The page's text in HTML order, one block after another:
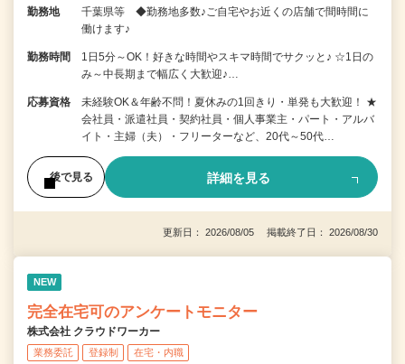
勤務地
千葉県等 ◆勤務地多数♪ご自宅やお近くの店舗で間時間に
働けます♪
勤務時間
1日5分～OK！好きな時間やスキマ時間でサクッと♪ ☆1日の
み～中長期まで幅広く大歓迎♪…
応募資格
未経験OK＆年齢不問！夏休みの1回きり・単発も大歓迎！ ★
会社員・派遣社員・契約社員・個人事業主・パート・アルバ
イト・主婦（夫）・フリーターなど、20代～50代…
後で見る 詳細を見る
更新日： 2026/08/05 掲載終了日： 2026/08/30
NEW
完全在宅可のアンケートモニター
株式会社 クラウドワーカー
業務委託 登録制 在宅・内職